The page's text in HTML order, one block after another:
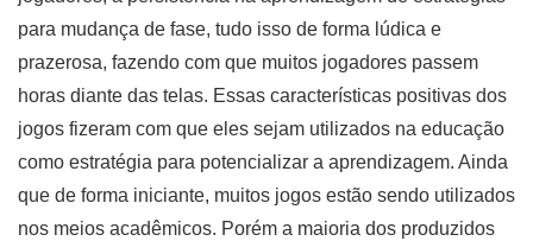
para mudança de fase, tudo isso de forma lúdica e
prazerosa, fazendo com que muitos jogadores passem
horas diante das telas. Essas características positivas dos
jogos fizeram com que eles sejam utilizados na educação
como estratégia para potencializar a aprendizagem. Ainda
que de forma iniciante, muitos jogos estão sendo utilizados
nos meios acadêmicos. Porém a maioria dos produzidos